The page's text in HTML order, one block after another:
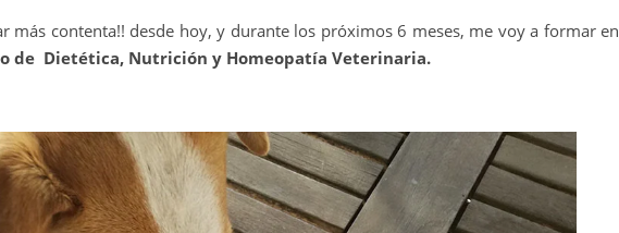
más contenta!! desde hoy, y durante los próximos 6 meses, me voy a formar en
de Dietética, Nutrición y Homeopatía Veterinaria.